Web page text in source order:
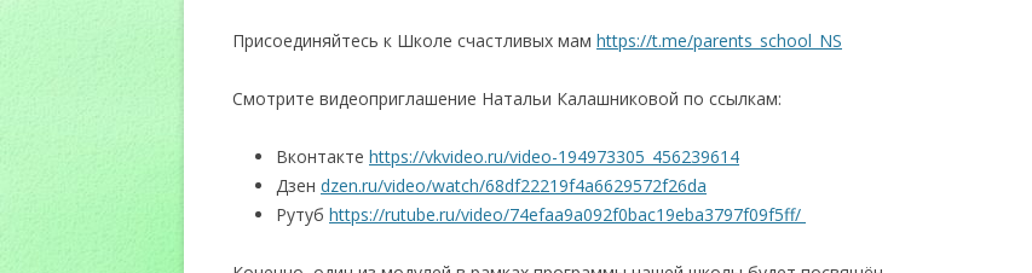
Присоединяйтесь к Школе счастливых мам https://t.me/parents_school_NS
Смотрите видеоприглашение Натальи Калашниковой по ссылкам:
Вконтакте https://vkvideo.ru/video-194973305_456239614
Дзен dzen.ru/video/watch/68df22219f4a6629572f26da
Рутуб https://rutube.ru/video/74efaa9a092f0bac19eba3797f09f5ff/